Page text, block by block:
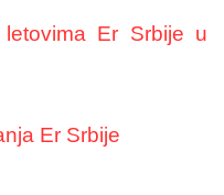
Er Srbije u
Er Srbije